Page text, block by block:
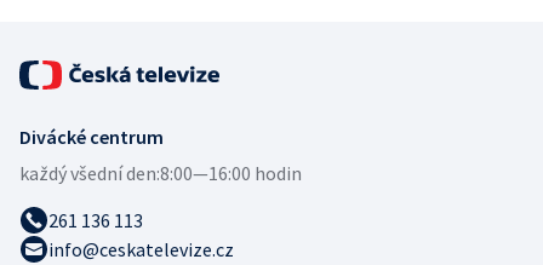
Divácké centrum
každý všední den:8:00—16:00 hodin
261 136 113
info@ceskatelevize.cz